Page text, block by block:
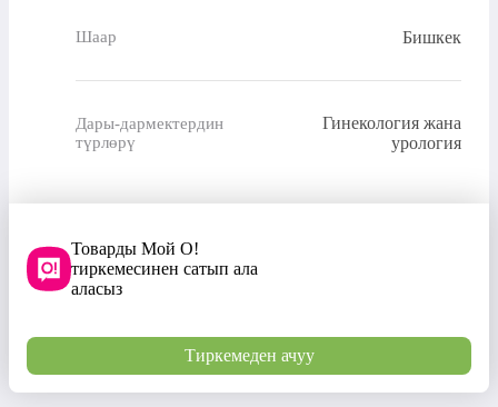
Шаар Бишкек
Дары-дармектердин
түрлөрү
Гинекология жана
урология
Товарды Мой О!
тиркемесинен сатып ала
аласыз
Тиркемеден ачуу